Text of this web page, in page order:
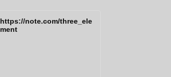
https://note.com/three_ele
ment